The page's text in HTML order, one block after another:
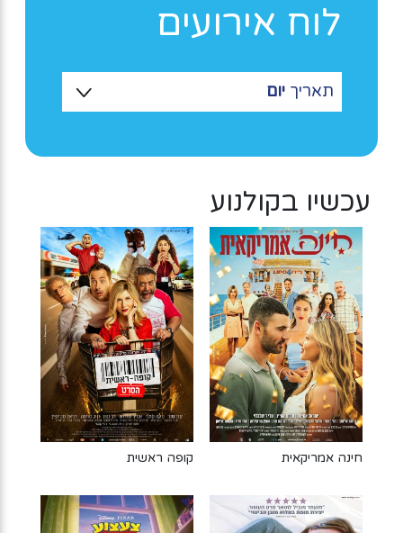
לוח אירועים
תאריך יום
עכשיו בקולנוע
חינה אמריקאית קופה ראשית